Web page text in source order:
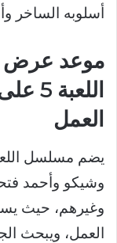
أسلوبه الساخر
العمل
وشيكو وأحمد
وغيرهم، حيث